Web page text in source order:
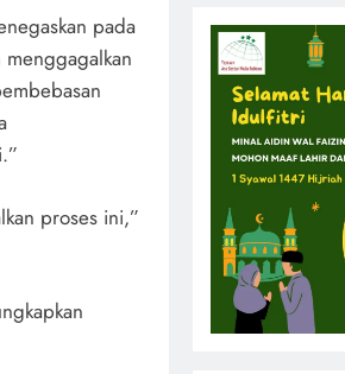
pada
proses ini,”